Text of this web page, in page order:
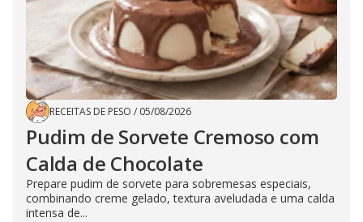
RECEITAS DE PESO / 05/08/2026
Pudim de Sorvete Cremoso com
Calda de Chocolate
Prepare pudim de sorvete para sobremesas especiais,
combinando creme gelado, textura aveludada e uma calda
intensa de...